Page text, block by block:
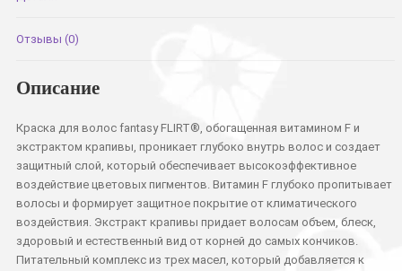
Отзывы (0)
Описание
Краска для волос fantasy FLIRT®, обогащенная витамином F и
экстрактом крапивы, проникает глубоко внутрь волос и создает
защитный слой, который обеспечивает высокоэффективное
воздействие цветовых пигментов. Витамин F глубоко пропитывает
волосы и формирует защитное покрытие от климатического
воздействия. Экстракт крапивы придает волосам объем, блеск,
здоровый и естественный вид от корней до самых кончиков.
Питательный комплекс из трех масел, который добавляется к